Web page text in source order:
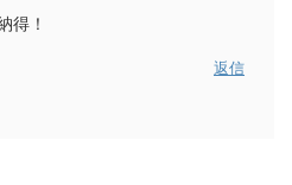
得！
返信